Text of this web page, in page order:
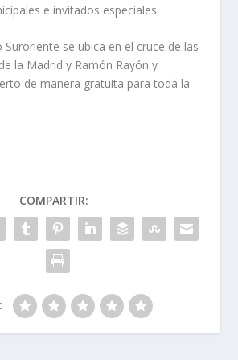
e invitados especiales.
Suroriente se ubica en el cruce de las
la Madrid y Ramón Rayón y
de manera gratuita para toda la
COMPARTIR: